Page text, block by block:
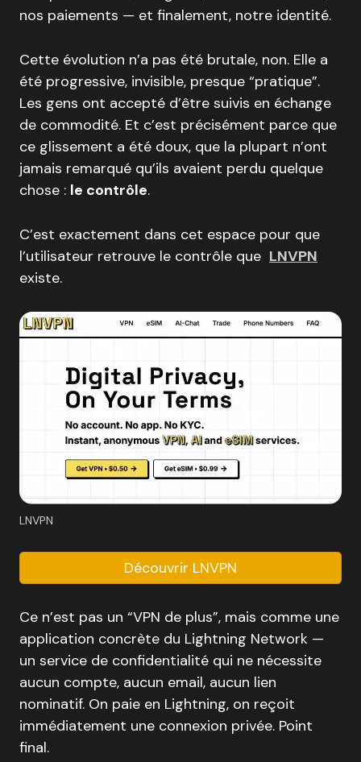
nos paiements — et finalement, notre identité.
Cette évolution n’a pas été brutale, non. Elle a
été progressive, invisible, presque “pratique”.
Les gens ont accepté d’être suivis en échange
de commodité. Et c’est précisément parce que
ce glissement a été doux, que la plupart n’ont
jamais remarqué qu’ils avaient perdu quelque
chose : le contrôle.
C’est exactement dans cet espace pour que
l’utilisateur retrouve le contrôle que LNVPN
existe.
LNVPN
Découvrir LNVPN
Ce n’est pas un “VPN de plus”, mais comme une
application concrète du Lightning Network —
un service de confidentialité qui ne nécessite
aucun compte, aucun email, aucun lien
nominatif. On paie en Lightning, on reçoit
immédiatement une connexion privée. Point
final.